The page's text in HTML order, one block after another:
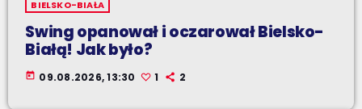
BIELSKO-BIAŁA
Swing opanował i oczarował Bielsko-
Białą! Jak było?
today 09.08.2026, 13:30 1 2